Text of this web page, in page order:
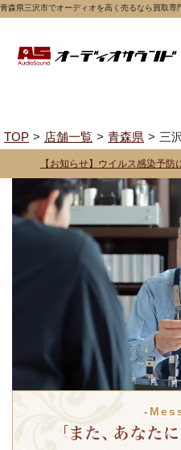
青森県三沢市でオーディオを高く売るなら買取専
TOP 店舗一覧 青森県 三
【お知らせ】ウイルス感染予
-